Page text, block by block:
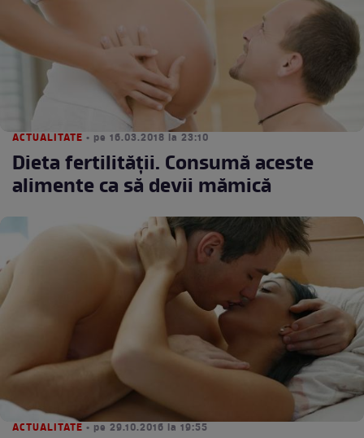
ACTUALITATE • pe 16.03.2018 la 23:10
Dieta fertilității. Consumă aceste
alimente ca să devii mămică
ACTUALITATE • pe 29.10.2016 la 19:55